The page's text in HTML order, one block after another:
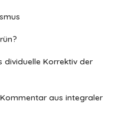
dividuelle Korrektiv der
aus integraler